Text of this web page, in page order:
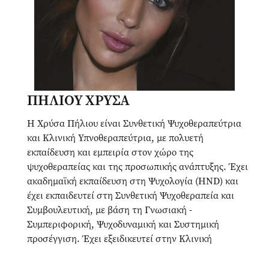
ΠΗΛΙΟΥ ΧΡΥΣΑ
Η Χρύσα Πήλιου είναι Συνθετική Ψυχοθεραπεύτρια
και Κλινική Υπνοθεραπεύτρια, με πολυετή
εκπαίδευση και εμπειρία στον χώρο της
ψυχοθεραπείας και της προσωπικής ανάπτυξης. Έχει
ακαδημαϊκή εκπαίδευση στη Ψυχολογία (HND) και
έχει εκπαιδευτεί στη Συνθετική Ψυχοθεραπεία και
Συμβουλευτική, με βάση τη Γνωσιακή -
Συμπεριφορική, Ψυχοδυναμική και Συστημική
προσέγγιση. Έχει εξειδικευτεί στην Κλινική